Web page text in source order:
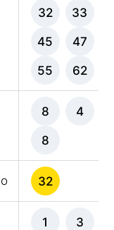
32 33
45 47
55 62
8 4
8
32
1 3